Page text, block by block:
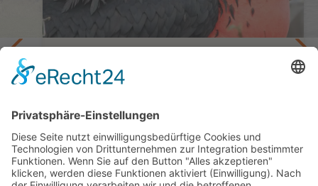
Blaufußtölpeln, Darwinfinken & Co.
10 Tage ab San Cristóbal bis Santa Cruz
ab 2.614,— €